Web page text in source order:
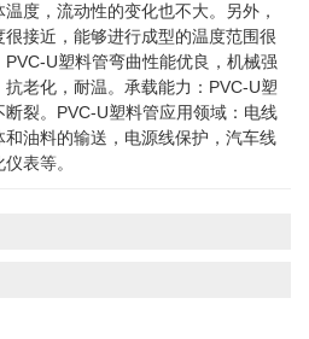
度，流动性的变化也不大。另外，
接近，能够进行成型的温度范围很
U塑料管弯曲性能优良，机械强
老化，耐温。承载能力：PVC-U塑
裂。PVC-U塑料管应用领域：电线
油料的输送，电源线保护，汽车线
表等。